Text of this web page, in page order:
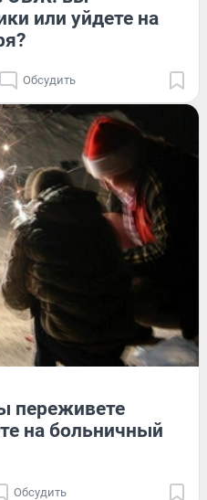
или уйдете на
Обсудить
переживете
на больничный
Обсудить